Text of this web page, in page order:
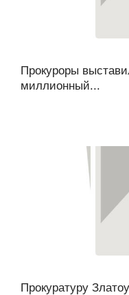
Прокуроры
миллионный...
Прокуратуру